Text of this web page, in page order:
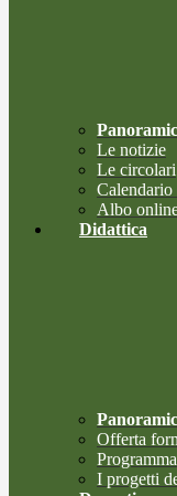
Le notizie
Le circolari
Calendario
Albo
Didattica
Offerta
I progetti